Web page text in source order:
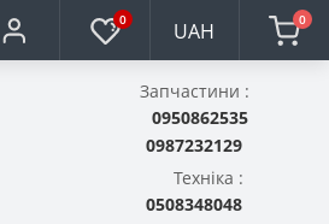
0 UAH 0
Запчастини :
0950862535
0987232129
Техніка :
0508348048